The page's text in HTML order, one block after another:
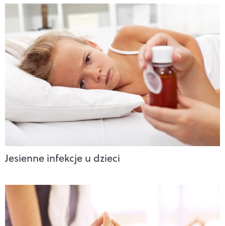
Jesienne infekcje u dzieci